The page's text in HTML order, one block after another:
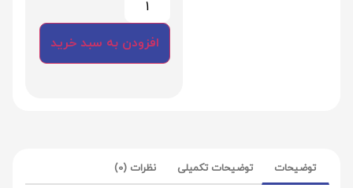
افزودن به سبد خرید
توضیحات توضیحات تکمیلی نظرات (0)